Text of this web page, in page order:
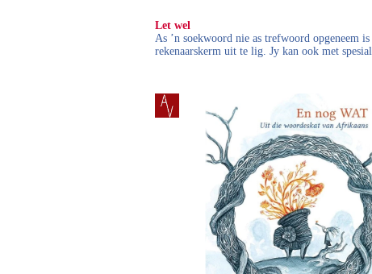
Let wel
As ’n soekwoord nie as trefwoord
rekenaarskerm uit te lig. Jy kan ook met